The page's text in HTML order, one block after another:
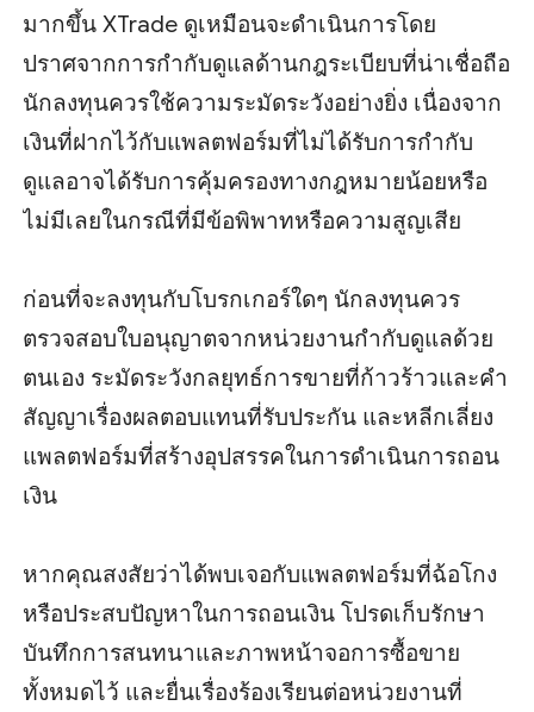
มากขึ้น XTrade ดูเหมือนจะดำเนินการโดย
ปราศจากการกำกับดูแลด้านกฎระเบียบที่น่าเชื่อถือ
นักลงทุนควรใช้ความระมัดระวังอย่างยิ่ง เนื่องจาก
เงินที่ฝากไว้กับแพลตฟอร์มที่ไม่ได้รับการกำกับ
ดูแลอาจได้รับการคุ้มครองทางกฎหมายน้อยหรือ
ไม่มีเลยในกรณีที่มีข้อพิพาทหรือความสูญเสีย
ก่อนที่จะลงทุนกับโบรกเกอร์ใดๆ นักลงทุนควร
ตรวจสอบใบอนุญาตจากหน่วยงานกำกับดูแลด้วย
ตนเอง ระมัดระวังกลยุทธ์การขายที่ก้าวร้าวและคำ
สัญญาเรื่องผลตอบแทนที่รับประกัน และหลีกเลี่ยง
แพลตฟอร์มที่สร้างอุปสรรคในการดำเนินการถอน
เงิน
หากคุณสงสัยว่าได้พบเจอกับแพลตฟอร์มที่ฉ้อโกง
หรือประสบปัญหาในการถอนเงิน โปรดเก็บรักษา
บันทึกการสนทนาและภาพหน้าจอการซื้อขาย
ทั้งหมดไว้ และยื่นเรื่องร้องเรียนต่อหน่วยงานที่